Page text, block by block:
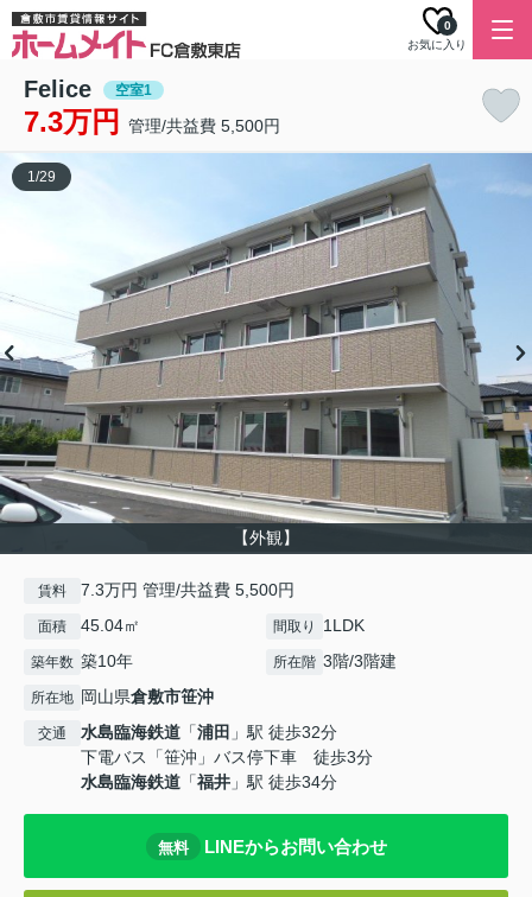
お気に入り
0
Felice 空室1
7.3万円 管理/共益費 5,500円
【外観】
1/29
賃料 7.3万円 管理/共益費 5,500円
面積 45.04㎡ 間取り 1LDK
築年数 築10年 所在階 3階/3階建
所在地 岡山県倉敷市笹沖
交通 水島臨海鉄道 「浦田 」駅 徒歩32分
下電バス「笹沖」バス停下車 徒歩3分
水島臨海鉄道 「福井 」駅 徒歩34分
無料 LINEからお問い合わせ